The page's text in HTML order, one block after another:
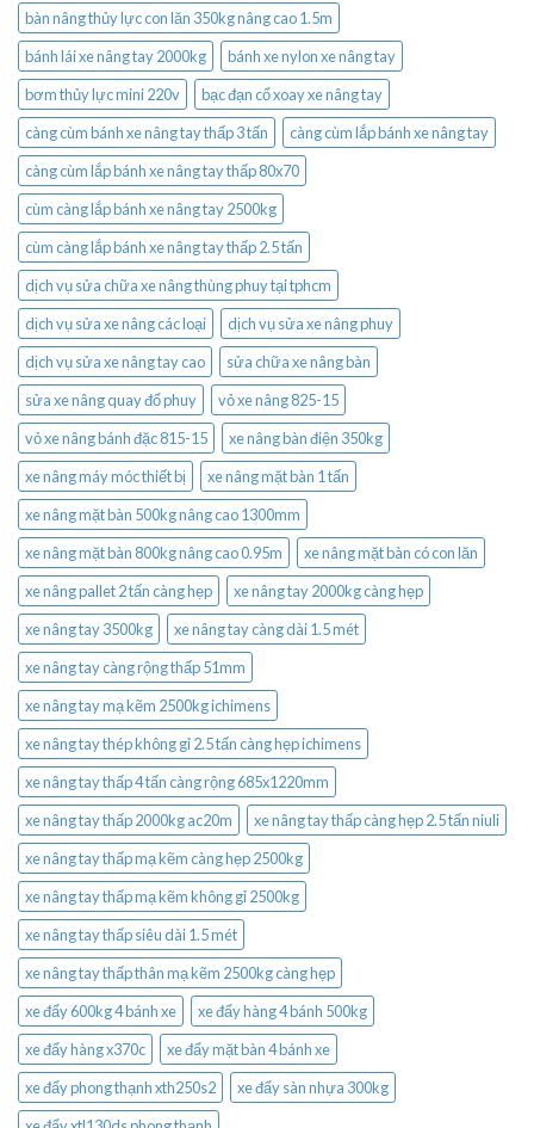
bàn nâng thủy lực con lăn 350kg nâng cao 1.5m
bánh lái xe nâng tay 2000kg
bánh xe nylon xe nâng tay
bơm thủy lực mini 220v
bạc đạn cổ xoay xe nâng tay
càng cùm bánh xe nâng tay thấp 3 tấn
càng cùm lắp bánh xe nâng tay
càng cùm lắp bánh xe nâng tay thấp 80x70
cùm càng lắp bánh xe nâng tay 2500kg
cùm càng lắp bánh xe nâng tay thấp 2.5 tấn
dịch vụ sửa chữa xe nâng thùng phuy tại tphcm
dịch vụ sửa xe nâng các loại
dịch vụ sửa xe nâng phuy
dịch vụ sửa xe nâng tay cao
sửa chữa xe nâng bàn
sửa xe nâng quay đổ phuy
vỏ xe nâng 825-15
vỏ xe nâng bánh đặc 815-15
xe nâng bàn điện 350kg
xe nâng máy móc thiết bị
xe nâng mặt bàn 1 tấn
xe nâng mặt bàn 500kg nâng cao 1300mm
xe nâng mặt bàn 800kg nâng cao 0.95m
xe nâng mặt bàn có con lăn
xe nâng pallet 2 tấn càng hẹp
xe nâng tay 2000kg càng hẹp
xe nâng tay 3500kg
xe nâng tay càng dài 1.5 mét
xe nâng tay càng rộng thấp 51mm
xe nâng tay mạ kẽm 2500kg ichimens
xe nâng tay thép không gỉ 2.5 tấn càng hẹp ichimens
xe nâng tay thấp 4 tấn càng rộng 685x1220mm
xe nâng tay thấp 2000kg ac20m
xe nâng tay thấp càng hẹp 2.5 tấn niuli
xe nâng tay thấp mạ kẽm càng hẹp 2500kg
xe nâng tay thấp mạ kẽm không gỉ 2500kg
xe nâng tay thấp siêu dài 1.5 mét
xe nâng tay thấp thân mạ kẽm 2500kg càng hẹp
xe đẩy 600kg 4 bánh xe
xe đẩy hàng 4 bánh 500kg
xe đẩy hàng x370c
xe đẩy mặt bàn 4 bánh xe
xe đẩy phong thạnh xth250s2
xe đẩy sàn nhựa 300kg